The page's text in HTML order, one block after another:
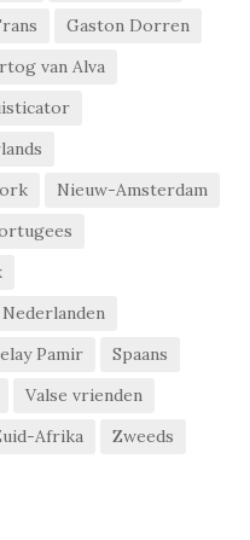
Gaston Dorren
van Alva
Nieuw-Amsterdam
Pamir
Spaans
Valse vrienden
Afrika Zweeds